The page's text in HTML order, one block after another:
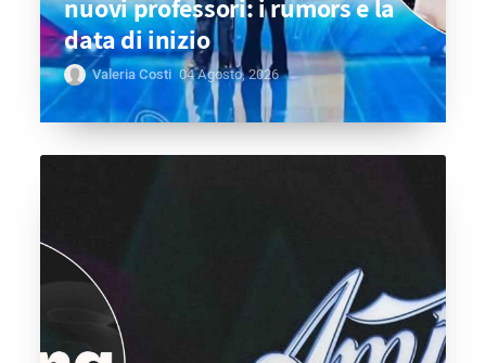
nuovi professori: i rumors e la
data di inizio
Valeria Costi 04 Agosto, 2026